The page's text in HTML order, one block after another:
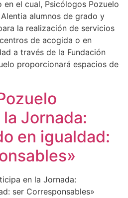
el cual, Psicólogos Pozuelo
alumnos de grado y
la realización de servicios
de acogida o en
a través de la Fundación
proporcionará espacios de
Jornada:
en igualdad:
en la Jornada:
ser Corresponsables»